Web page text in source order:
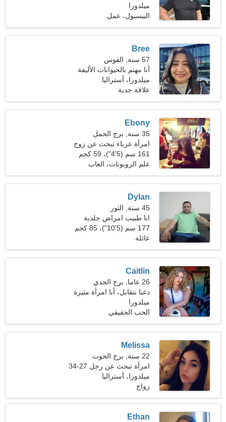
31
ميلدورا
البيسبول، عمل
Bree
57 سنة, القوس
أنا مهتم بالحيوانات الأليفة
والتمارين الرياضية
ميلدورا، أستراليا
علاقة جدية
Ebony
35 سنة, برج الحمل
امرأة عزباء تبحث عن زوج
40-45
161 سم (5'4")، 59 كجم
(130 رطلا)
علم الروبوتات، العاب
كمبيوتير
Dylan
45 سنة, الثور
انا طبيب امراض جلدية
177 سم (5'10")، 85 كجم
(187 رطلا)
عائلة
Caitlin
26 عاما, برج الجدي
دعنا نتقابل، أنا امرأة مثيرة
للاهتمام
ميلدورا
الحب الحقيقي
Melissa
22 سنة, برج الحوت
امرأة تبحث عن رجل 27-34
ميلدورا، أستراليا
زواج
Ethan